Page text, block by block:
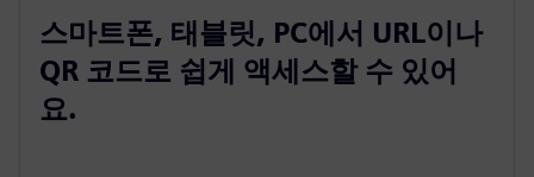
스마트폰, 태블릿, PC에서 URL이나
QR 코드로 쉽게 액세스할 수 있어
요.